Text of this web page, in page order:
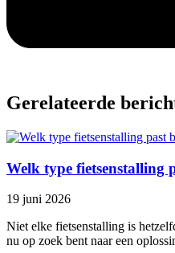
Gerelateerde
Welk type fietsenstalling
19 juni 2026
Niet elke fietsenstalling is
nu op zoek bent naar een